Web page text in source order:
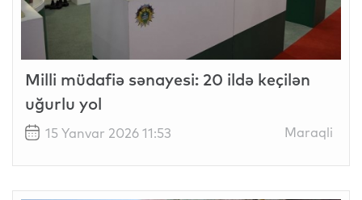
Milli müdafiə sənayesi: 20 ildə keçilən
uğurlu yol
15 Yanvar 2026 11:53 Maraqli